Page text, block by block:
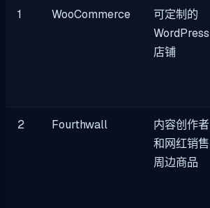
1 WooCommerce
可定制的
WordPress
店铺
2 Fourthwall
内容创作者
和网红销售
周边商品